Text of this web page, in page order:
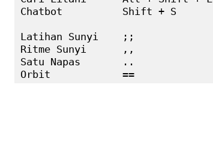
Chatbot          Shift + S
Latihan Sunyi    ;;
Ritme Sunyi      ,,
Satu Napas       ..
Orbit            ==